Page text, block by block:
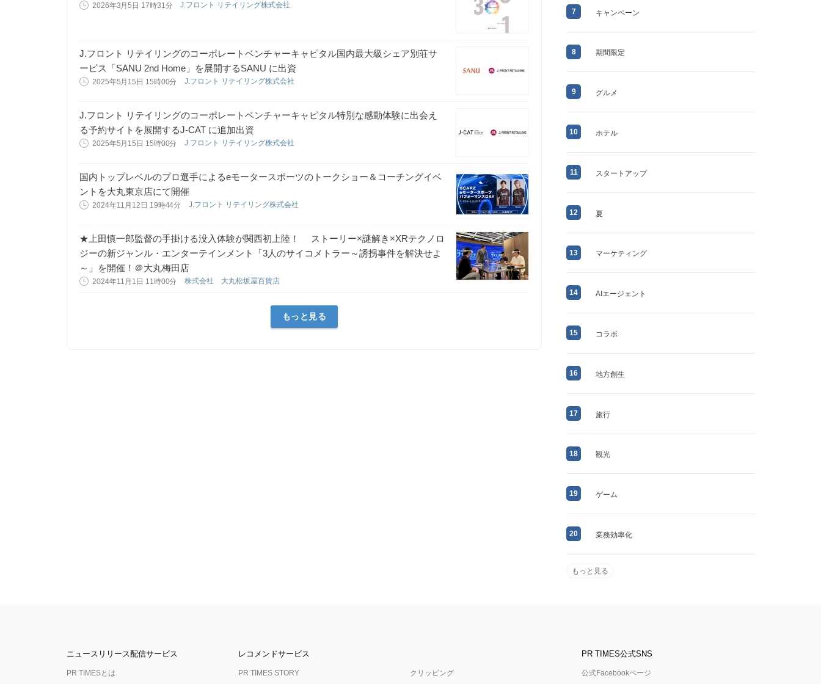
2026年3月5日 17時31分 J.フロント リテイリング株式会社
J.フロント リテイリングのコーポレートベンチャーキャピタル国内最大級シェア別荘サ
ービス「SANU 2nd Home」を展開するSANU に出資
2025年5月15日 15時00分 J.フロント リテイリング株式会社
J.フロント リテイリングのコーポレートベンチャーキャピタル特別な感動体験に出会え
る予約サイトを展開するJ-CAT に追加出資
2025年5月15日 15時00分 J.フロント リテイリング株式会社
国内トップレベルのプロ選手によるeモータースポーツのトークショー＆コーチングイベ
ントを大丸東京店にて開催
2024年11月12日 19時44分 J.フロント リテイリング株式会社
★上田慎一郎監督の手掛ける没入体験が関西初上陸！ ストーリー×謎解き×XRテクノロ
ジーの新ジャンル・エンターテインメント「3人のサイコメトラー～誘拐事件を解決せよ
～」を開催！＠大丸梅田店
2024年11月1日 11時00分 株式会社 大丸松坂屋百貨店
もっと見る
7 キャンペーン
8 期間限定
9 グルメ
10 ホテル
11 スタートアップ
12 夏
13 マーケティング
14 AIエージェント
15 コラボ
16 地方創生
17 旅行
18 観光
19 ゲーム
20 業務効率化
もっと見る
ニュースリリース配信サービス
PR TIMESとは
レコメンドサービス
PR TIMES STORY クリッピング
PR TIMES公式SNS
公式Facebookページ